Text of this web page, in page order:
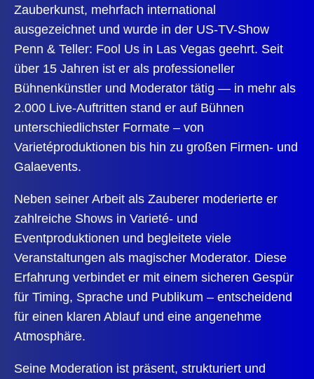
Zauberkunst, mehrfach international
ausgezeichnet und wurde in der US-TV-Show
Penn & Teller: Fool Us in Las Vegas geehrt. Seit
über 15 Jahren ist er als professioneller
Bühnenkünstler und Moderator tätig — in mehr als
2.000 Live-Auftritten stand er auf Bühnen
unterschiedlichster Formate – von
Varietéproduktionen bis hin zu großen Firmen- und
Galaevents.
Neben seiner Arbeit als Zauberer moderierte er
zahlreiche Shows in Varieté- und
Eventproduktionen und begleitete viele
Veranstaltungen als magischer Moderator. Diese
Erfahrung verbindet er mit einem sicheren Gespür
für Timing, Sprache und Publikum – entscheidend
für einen klaren Ablauf und eine angenehme
Atmosphäre.
Seine Moderation ist präsent, strukturiert und